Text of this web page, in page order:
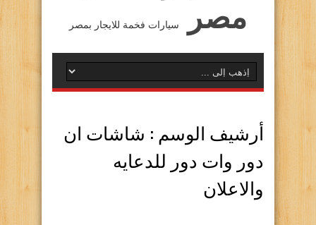
مصر
سيارات فخمة للايجار بمصر
أرشيف الوسم : شاشات ان
دور وات دور للدعايه
والاعلان